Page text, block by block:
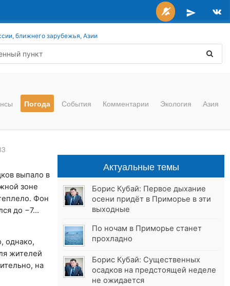
ближнего зарубежья, Азии
Погода События Комментарии Экология Азия
выпало в
зоне
Фон
до −7…
однако,
жителей
на
Актуальные темы
Борис Кубай: Первое дыхание
осени придёт в Приморье в эти
выходные
По ночам в Приморье станет
прохладно
Борис Кубай: Существенных
осадков на предстоящей неделе
не ожидается